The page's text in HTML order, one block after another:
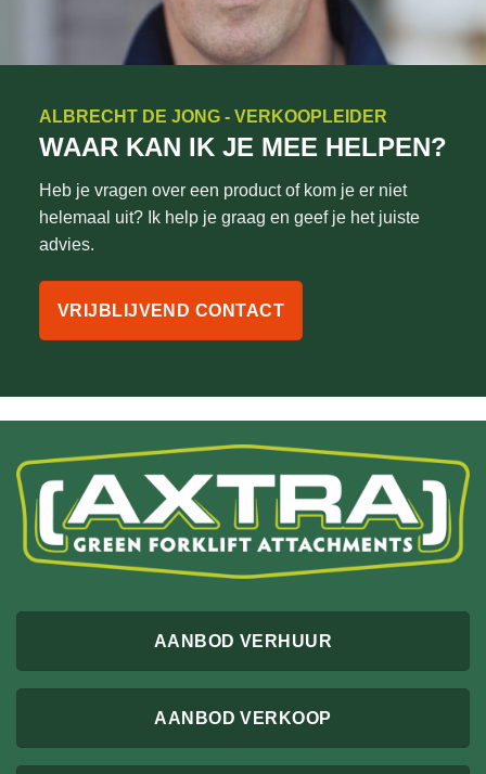
ALBRECHT DE JONG - VERKOOPLEIDER
WAAR KAN IK JE MEE HELPEN?
Heb je vragen over een product of kom je er niet
helemaal uit? Ik help je graag en geef je het juiste
advies.
VRIJBLIJVEND CONTACT
AANBOD VERHUUR
AANBOD VERKOOP